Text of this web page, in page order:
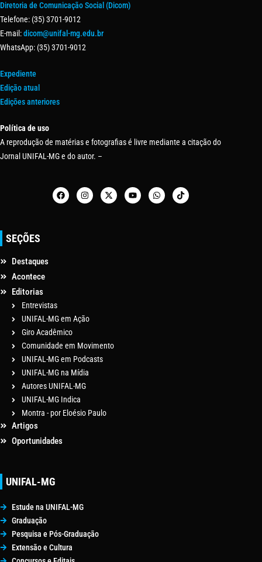
Diretoria de Comunicação Social (Dicom)
Telefone: (35) 3701-9012
E-mail:dicom@unifal-mg.edu.br
WhatsApp: (35) 3701-9012
Expediente
Edição atual
Edições anteriores
Política de uso
A reprodução de matérias e fotografias é livre mediante a citação do
Jornal UNIFAL-MG e do autor. –
SEÇÕES
Destaques
Acontece
Editorias
Entrevistas
UNIFAL-MG em Ação
Giro Acadêmico
Comunidade em Movimento
UNIFAL-MG em Podcasts
UNIFAL-MG na Mídia
Autores UNIFAL-MG
UNIFAL-MG Indica
Montra - por Eloésio Paulo
Artigos
Oportunidades
UNIFAL-MG
Estude na UNIFAL-MG
Graduação
Pesquisa e Pós-Graduação
Extensão e Cultura